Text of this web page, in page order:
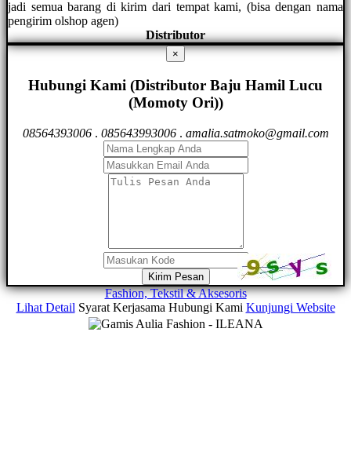
jadi semua barang di kirim dari tempat kami, (bisa dengan nama
pengirim olshop agen)
Distributor
×
Hubungi Kami (Distributor Baju Hamil Lucu
(Momoty Ori))
08564393006. 085643993006. amalia.satmoko@gmail.com
Kirim Pesan
Fashion, Tekstil & Aksesoris
Lihat Detail Syarat Kerjasama Hubungi Kami Kunjungi Website